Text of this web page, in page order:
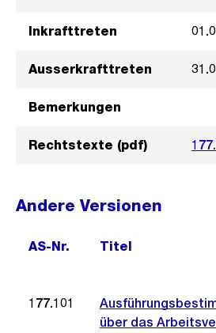
Inkrafttreten
Ausserkrafttreten
Bemerkungen
Rechtstexte (pdf)
Andere Versionen
AS-Nr. Titel
177.101
über das